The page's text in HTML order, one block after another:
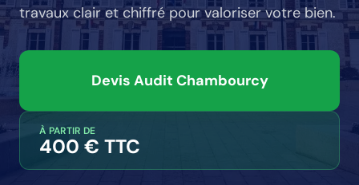
travaux clair et chiffré pour valoriser votre bien.
Devis Audit Chambourcy
À PARTIR DE
400 € TTC